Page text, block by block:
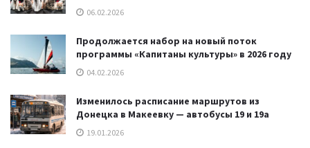
06.02.2026
Продолжается набор на новый поток
программы «Капитаны культуры» в 2026 году
04.02.2026
Изменилось расписание маршрутов из
Донецка в Макеевку — автобусы 19 и 19а
19.01.2026